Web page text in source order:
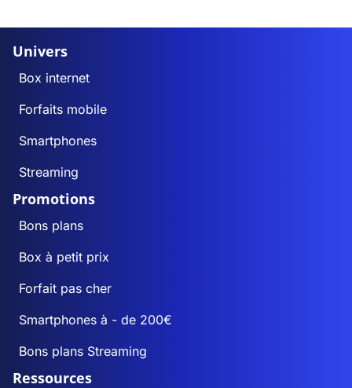
Univers
Box internet
Forfaits mobile
Smartphones
Streaming
Promotions
Bons plans
Box à petit prix
Forfait pas cher
Smartphones à - de 200€
Bons plans Streaming
Ressources